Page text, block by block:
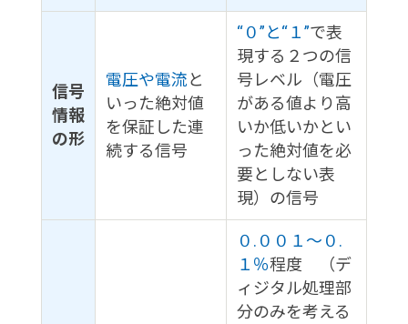
信号
情報
の形
電圧や電流と
いった絶対値
を保証した連
続する信号
“０”と“１”で表
現する２つの信
号レベル（電圧
がある値より高
いか低いかとい
った絶対値を必
要としない表
現）の信号
０.００１～０.
１％程度 （デ
ィジタル処理部
分のみを考える